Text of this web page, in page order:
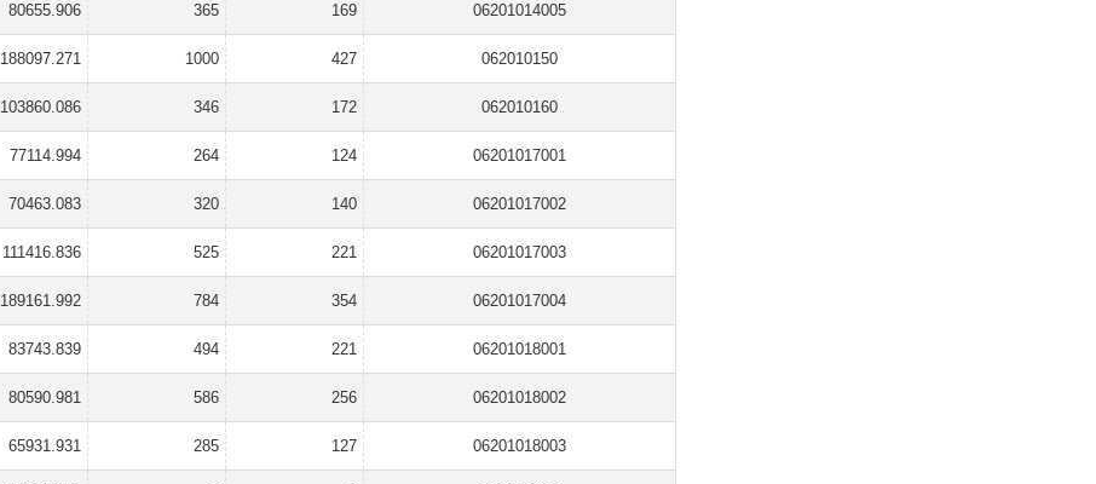
80655.906 365 169 06201014005
188097.271 1000 427 062010150
103860.086 346 172 062010160
77114.994 264 124 06201017001
70463.083 320 140 06201017002
111416.836 525 221 06201017003
189161.992 784 354 06201017004
83743.839 494 221 06201018001
80590.981 586 256 06201018002
65931.931 285 127 06201018003